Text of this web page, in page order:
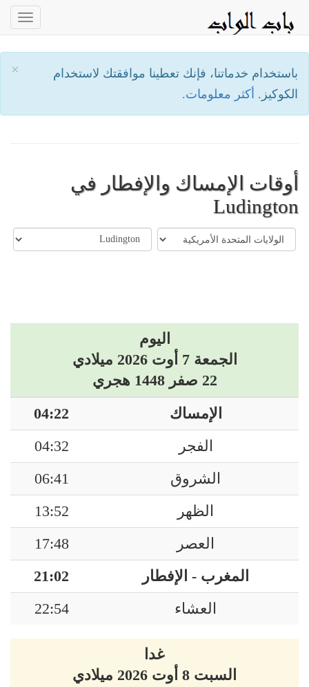
×
باستخدام خدماتنا، فإنك تعطينا موافقتك لاستخدام
الكوكيز. أكثر معلومات.
أوقات الإمساك والإفطار في
Ludington
اليوم
الجمعة 7 أوت 2026 ميلادي
22 صفر 1448 هجري
الإمساك
04:22
الفجر
04:32
الشروق
06:41
الظهر
13:52
العصر
17:48
المغرب - الإفطار
21:02
العشاء
22:54
غدا
السبت 8 أوت 2026 ميلادي